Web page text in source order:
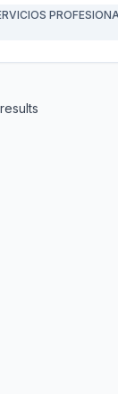
results